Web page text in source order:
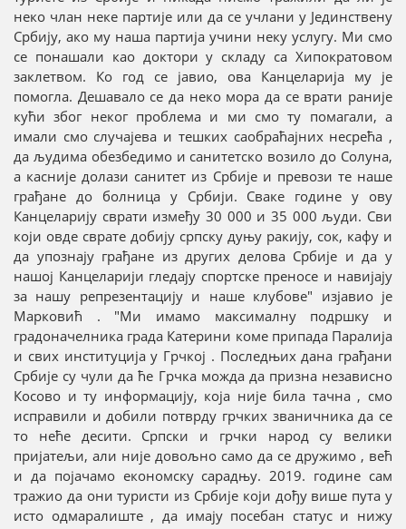
неко члан неке партије или да се учлани у Јединствену
Србију, ако му наша партија учини неку услугу. Ми смо
се понашали као доктори у складу са Хипократовом
заклетвом. Ко год се јавио, ова Канцеларија му је
помогла. Дешавало се да неко мора да се врати раније
кући због неког проблема и ми смо ту помагали, а
имали смо случајева и тешких саобраћајних несрећа ,
да људима обезбедимо и санитетско возило до Солуна,
а касније долази санитет из Србије и превози те наше
грађане до болница у Србији. Сваке године у ову
Канцеларију сврати између 30 000 и 35 000 људи. Сви
који овде сврате добију српску дуњу ракију, сок, кафу и
да упознају грађане из других делова Србије и да у
нашој Канцеларији гледају спортске преносе и навијају
за нашу репрезентацију и наше клубове" изјавио је
Марковић . "Ми имамо максималну подршку и
градоначелника града Катерини коме припада Паралија
и свих институција у Грчкој . Последњих дана грађани
Србије су чули да ће Грчка можда да призна независно
Косово и ту информацију, која није била тачна , смо
исправили и добили потврду грчких званичника да се
то неће десити. Српски и грчки народ су велики
пријатељи, али није довољно само да се дружимо , већ
и да појачамо економску сарадњу. 2019. године сам
тражио да они туристи из Србије који дођу више пута у
исто одмаралиште , да имају посебан статус и нижу